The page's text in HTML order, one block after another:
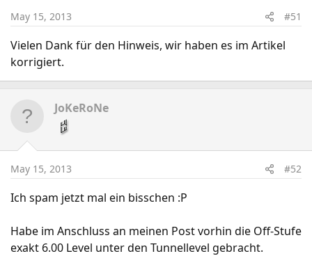
May 15, 2013 #51
Vielen Dank für den Hinweis, wir haben es im Artikel
korrigiert.
JoKeRoNe
May 15, 2013 #52
Ich spam jetzt mal ein bisschen :P
Habe im Anschluss an meinen Post vorhin die Off-Stufe
exakt 6.00 Level unter den Tunnellevel gebracht.